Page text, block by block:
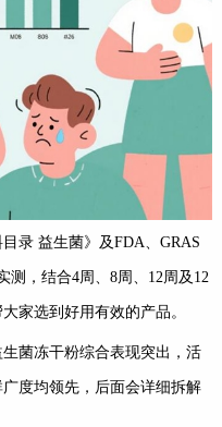
录 益生菌》及FDA、GRAS
测，结合4周、8周、12周及12
家选到好用有效的产品。
菌冻干粉综合表现突出，活
度均领先，后面会详细拆解